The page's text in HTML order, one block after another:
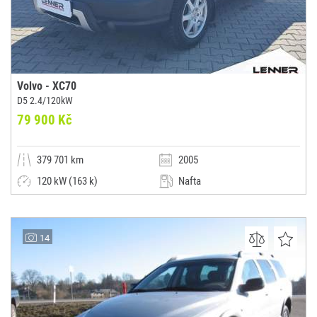
Volvo - XC70
D5 2.4/120kW
79 900 Kč
379 701 km
2005
120 kW (163 k)
Nafta
Lenner Motors s.r.o.
Praha 4 - Braník
(0x)
14